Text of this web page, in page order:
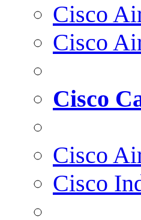
Cisco
Cisco
Cisco
Cisco
Cisco